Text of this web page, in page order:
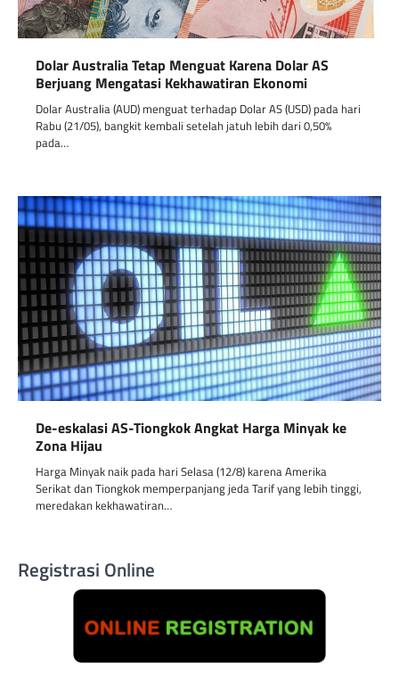
Dolar Australia Tetap Menguat Karena Dolar AS
Berjuang Mengatasi Kekhawatiran Ekonomi
Dolar Australia (AUD) menguat terhadap Dolar AS (USD) pada hari
Rabu (21/05), bangkit kembali setelah jatuh lebih dari 0,50%
pada…
De-eskalasi AS-Tiongkok Angkat Harga Minyak ke
Zona Hijau
Harga Minyak naik pada hari Selasa (12/8) karena Amerika
Serikat dan Tiongkok memperpanjang jeda Tarif yang lebih tinggi,
meredakan kekhawatiran…
Registrasi Online